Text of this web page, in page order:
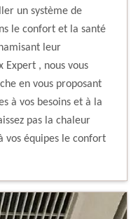
un système de
le confort et la santé
leur
Expert , nous vous
en vous proposant
à vos besoins et à la
pas la chaleur
vos équipes le confort